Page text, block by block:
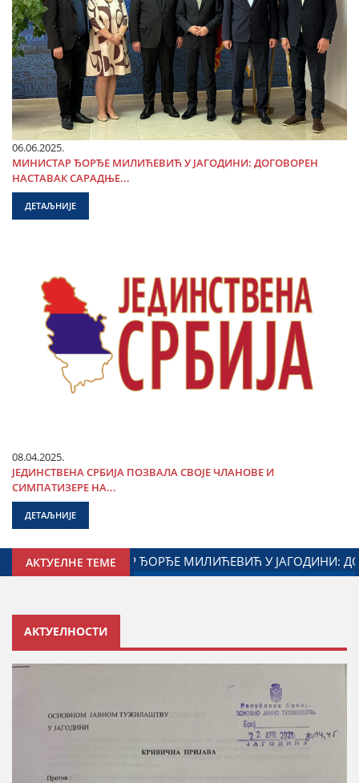
06.06.2025.
МИНИСТАР ЂОРЂЕ МИЛИЋЕВИЋ У ЈАГОДИНИ: ДОГОВОРЕН
НАСТАВАК САРАДЊЕ...
ДЕТАЉНИЈЕ
08.04.2025.
ЈЕДИНСТВЕНА СРБИЈА ПОЗВАЛА СВОЈЕ ЧЛАНОВЕ И
СИМПАТИЗЕРЕ НА...
ДЕТАЉНИЈЕ
АКТУЕЛНЕ ТЕМЕ
И МИНИСТАРСТВА ЗАДУЖЕНОГ ЗА ОДНОСЕ СА
АКТУЕЛНОСТИ